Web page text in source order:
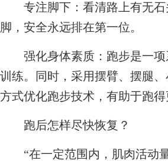
专注脚下：看清路上有无石
脚，安全永远排在第一位。
强化身体素质：跑步是一项
训练。同时，采用摆臂、摆腿
方式优化跑步技术，有助于跑得
跑后怎样尽快恢复？
“在一定范围内，肌肉活动量